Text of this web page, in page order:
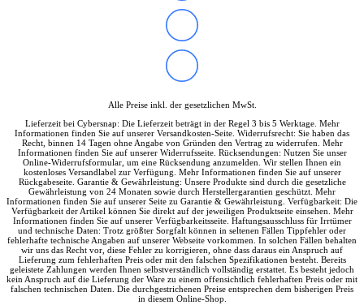
Alle Preise inkl. der gesetzlichen MwSt.
Lieferzeit bei Cybersnap: Die Lieferzeit beträgt in der Regel 3 bis 5 Werktage. Mehr
Informationen finden Sie auf unserer Versandkosten-Seite. Widerrufsrecht: Sie haben das
Recht, binnen 14 Tagen ohne Angabe von Gründen den Vertrag zu widerrufen. Mehr
Informationen finden Sie auf unserer Widerrufsseite. Rücksendungen: Nutzen Sie unser
Online-Widerrufsformular, um eine Rücksendung anzumelden. Wir stellen Ihnen ein
kostenloses Versandlabel zur Verfügung. Mehr Informationen finden Sie auf unserer
Rückgabeseite. Garantie & Gewährleistung: Unsere Produkte sind durch die gesetzliche
Gewährleistung von 24 Monaten sowie durch Herstellergarantien geschützt. Mehr
Informationen finden Sie auf unserer Seite zu Garantie & Gewährleistung. Verfügbarkeit: Die
Verfügbarkeit der Artikel können Sie direkt auf der jeweiligen Produktseite einsehen. Mehr
Informationen finden Sie auf unserer Verfügbarkeitsseite. Haftungsausschluss für Irrtümer
und technische Daten: Trotz größter Sorgfalt können in seltenen Fällen Tippfehler oder
fehlerhafte technische Angaben auf unserer Webseite vorkommen. In solchen Fällen behalten
wir uns das Recht vor, diese Fehler zu korrigieren, ohne dass daraus ein Anspruch auf
Lieferung zum fehlerhaften Preis oder mit den falschen Spezifikationen besteht. Bereits
geleistete Zahlungen werden Ihnen selbstverständlich vollständig erstattet. Es besteht jedoch
kein Anspruch auf die Lieferung der Ware zu einem offensichtlich fehlerhaften Preis oder mit
falschen technischen Daten. Die durchgestrichenen Preise entsprechen dem bisherigen Preis
in diesem Online-Shop.